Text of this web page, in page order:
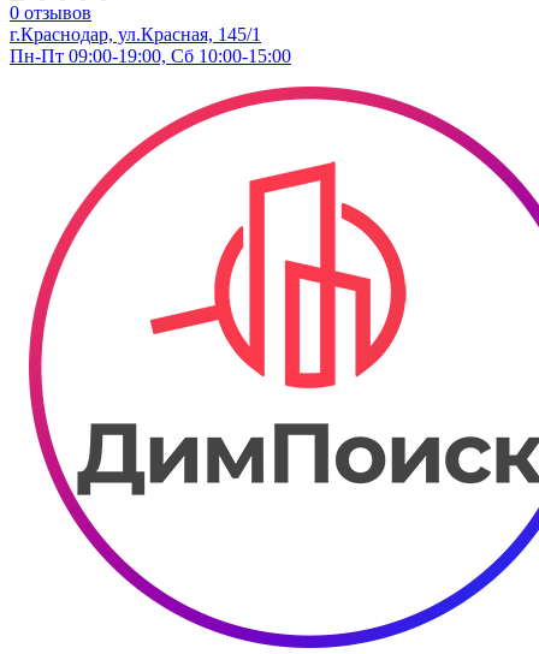
0 отзывов
г.Краснодар, ул.Красная, 145/1
Пн-Пт 09:00-19:00, Сб 10:00-15:00